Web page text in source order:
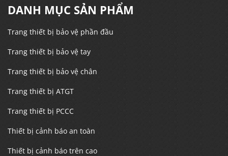
DANH MỤC SẢN PHẨM
Trang thiết bị bảo vệ phần đầu
Trang thiết bị bảo vệ tay
Trang thiết bị bảo vệ chân
Trang thiết bị ATGT
Trang thiết bị PCCC
Thiết bị cảnh báo an toàn
Thiết bị cảnh báo trên cao